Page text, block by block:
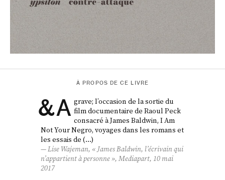
À PROPOS DE CE LIVRE
&A grave; l’occasion de la sortie du
film documentaire de Raoul Peck
consacré à James Baldwin, I Am
Not Your Negro, voyages dans les romans et
les essais de (…)
Lise Wajeman, « James Baldwin, l’écrivain qui
n’appartient à personne »,Mediapart, 10 mai
2017